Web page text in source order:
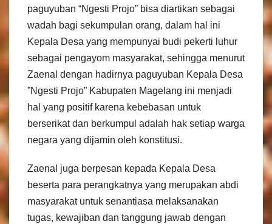
paguyuban “Ngesti Projo” bisa diartikan sebagai
wadah bagi sekumpulan orang, dalam hal ini
Kepala Desa yang mempunyai budi pekerti luhur
sebagai pengayom masyarakat, sehingga menurut
Zaenal dengan hadirnya paguyuban Kepala Desa
”Ngesti Projo” Kabupaten Magelang ini menjadi
hal yang positif karena kebebasan untuk
berserikat dan berkumpul adalah hak setiap warga
negara yang dijamin oleh konstitusi.
Zaenal juga berpesan kepada Kepala Desa
beserta para perangkatnya yang merupakan abdi
masyarakat untuk senantiasa melaksanakan
tugas, kewajiban dan tanggung jawab dengan